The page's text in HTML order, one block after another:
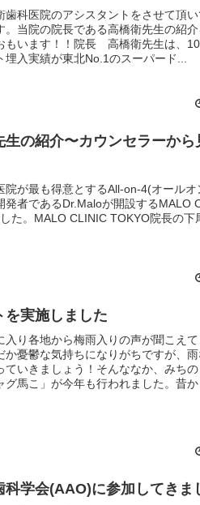
歯科医院のアシスタントをさせて頂い
。当院の院長である高橋衛先生の紹
もいます！！院長 高橋衛先生は、
埋入実績が東北No.1のスーパード...
の紹介〜カウンセラーから
院が最も得意とするAll-on-4(オール
発者であるDr.Maloが開設するMALO
た。MALO CLINIC TOKYO院長の下
を実施しました
入り各地から梅雨入りの声が聞こえて
か憂鬱な気持ちになりがちですが、雨
ていきましょう！そんななか、みち
グ馬こ」が今年も行われました。昔か
学会(AAO)に参加してきま